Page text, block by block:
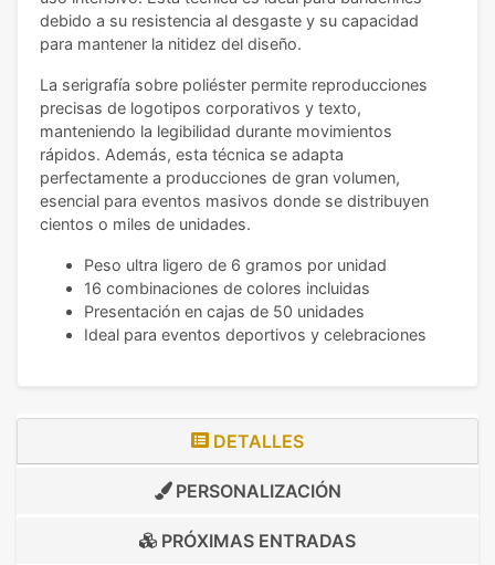
debido a su resistencia al desgaste y su capacidad
para mantener la nitidez del diseño.
La serigrafía sobre poliéster permite reproducciones
precisas de logotipos corporativos y texto,
manteniendo la legibilidad durante movimientos
rápidos. Además, esta técnica se adapta
perfectamente a producciones de gran volumen,
esencial para eventos masivos donde se distribuyen
cientos o miles de unidades.
Peso ultra ligero de 6 gramos por unidad
16 combinaciones de colores incluidas
Presentación en cajas de 50 unidades
Ideal para eventos deportivos y celebraciones
DETALLES
PERSONALIZACIÓN
PRÓXIMAS ENTRADAS